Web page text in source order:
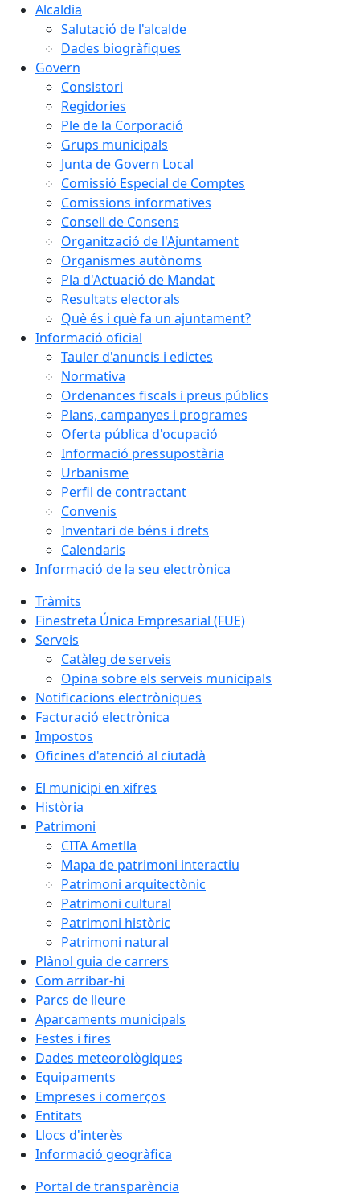
Alcaldia
Salutació de l'alcalde
Dades biogràfiques
Govern
Consistori
Regidories
Ple de la Corporació
Grups municipals
Junta de Govern Local
Comissió Especial de Comptes
Comissions informatives
Consell de Consens
Organització de l'Ajuntament
Organismes autònoms
Pla d'Actuació de Mandat
Resultats electorals
Què és i què fa un ajuntament?
Informació oficial
Tauler d'anuncis i edictes
Normativa
Ordenances fiscals i preus públics
Plans, campanyes i programes
Oferta pública d'ocupació
Informació pressupostària
Urbanisme
Perfil de contractant
Convenis
Inventari de béns i drets
Calendaris
Informació de la seu electrònica
Tràmits
Finestreta Única Empresarial (FUE)
Serveis
Catàleg de serveis
Opina sobre els serveis municipals
Notificacions electròniques
Facturació electrònica
Impostos
Oficines d'atenció al ciutadà
El municipi en xifres
Història
Patrimoni
CITA Ametlla
Mapa de patrimoni interactiu
Patrimoni arquitectònic
Patrimoni cultural
Patrimoni històric
Patrimoni natural
Plànol guia de carrers
Com arribar-hi
Parcs de lleure
Aparcaments municipals
Festes i fires
Dades meteorològiques
Equipaments
Empreses i comerços
Entitats
Llocs d'interès
Informació geogràfica
Portal de transparència